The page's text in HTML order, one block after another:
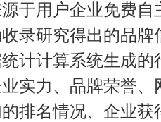
于用户企业免费
录研究得出的品
计计算系统生成
实力、品牌荣誉
排名情况、企业